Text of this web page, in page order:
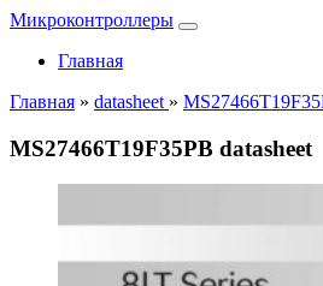
Микроконтроллеры
Главная
Главная » datasheet »
MS27466T19F35PB datasheet